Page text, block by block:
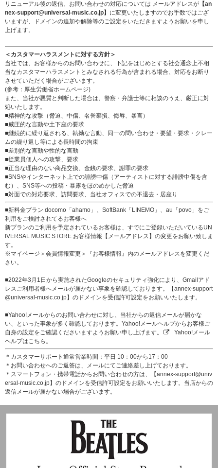
リニューアル後の返信、お問い合わせの対応については メールアドレスが 【an
nex-support@universal-music.co.jp】 に変更いたしますのでお手数ではござ
いますが、ドメインの追加や解除等のご設定をいただきますようお願いを申し
上げます。
＜カスタマーハラスメントに対する方針＞
当社では、お客様からのお問い合わせに、下記をはじめとする社会通念上不相
当なカスタマーハラスメントとみなされる行為が含まれる場合、対応をお断り
させていただく場合がございます。
(参考： 厚生労働省ホームページ)
また、当社が悪質と判断した場合は、警察・弁護士等に相談のうえ、厳正に対
処いたします。
■精神的な攻撃（脅迫、中傷、名誉棄損、侮辱、暴言）
■威圧的な言動や土下座の要求
■継続的に繰り返される、執拗な言動、同一の問い合わせ・要望・要求・クレー
ムの繰り返し等による長時間の拘束
■差別的な言動や性的な言動
■従業員個人への攻撃、要求
■正当な理由のない商品交換、金銭の要求、謝罪の要求
■SNSやインターネット上での誹謗中傷（アーティストに対する誹謗中傷を含
む）、SNS等への投稿・暴露をほのめかした脅迫
■対面での対応要求、訪問要求、当社オフィスでの不退去・居座り
■新料金プラン docomo「ahamo」、SoftBank「LINEMO」、au「povo」をご
利用をご検討されてるお客様へ
新プランのご利用を予定されているお客様は、すでにご登録いただいているUN
IVERSAL MUSIC STORE お客様情報【メールアドレス】の変更をお願い致しま
す。
※マイページ＞会員情報変更＞『お客様情報』内のメールアドレスを変更くだ
さい。
■2022年3月1日から実施されたGoogleのセキュリティ強化により、Gmailアド
レスご利用者様へメールが届かない事象を確認しております。【annex-support
@universal-music.co.jp】のドメインを受信許可設定をお願いいたします。
■Yahoo!メールからのお問い合わせに対し、当社からの返信メールが届かな
い、といった事象が多く確認しております。Yahoo!メールヘルプからお客様ご
自身の設定をご確認くださいますようお願い申し上げます。
Yahoo!メール
ヘルプはこちら。
＊カスタマーサポート通常営業時間：平日 10：00から17：00
＊お問い合わせへのご返答は、メールにてご連絡差し上げております。
＊スマートフォン・携帯電話からお問い合わせの方は、【annex-support@univ
ersal-music.co.jp】のドメインを受信許可設定をお願いいたします。当店からの
返信メールが届かない場合がございます。